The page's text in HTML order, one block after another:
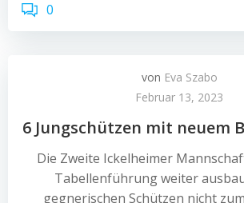
0
von Eva Szabo
Februar 13, 2023
6 Jungschützen mit neuem
Die Zweite Ickelheimer
Tabellenführung weiter
gegnerischen Schützen nicht